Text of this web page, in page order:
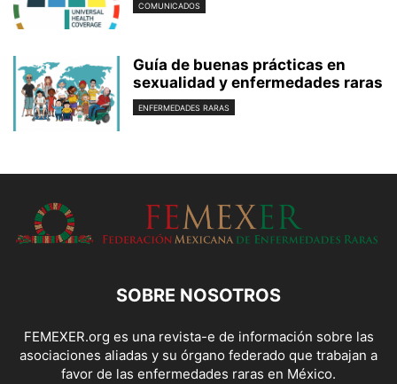
COMUNICADOS
Guía de buenas prácticas en
sexualidad y enfermedades raras
ENFERMEDADES RARAS
SOBRE NOSOTROS
FEMEXER.org es una revista-e de información sobre las
asociaciones aliadas y su órgano federado que trabajan a
favor de las enfermedades raras en México.